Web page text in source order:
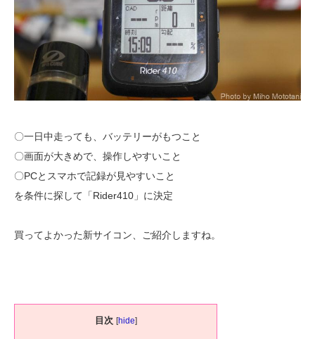
〇一日中走っても、バッテリーがもつこと
〇画面が大きめで、操作しやすいこと
〇PCとスマホで記録が見やすいこと
を条件に探して「Rider410」に決定
買ってよかった新サイコン、ご紹介しますね。
目次 [hide]